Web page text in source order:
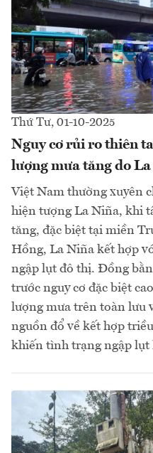
Thứ Tư, 01-10-2025
Nguy cơ rủi ro thiên
lượng mưa tăng do
Việt Nam thường xuyên
hiện tượng La Niña, khi
tăng, đặc biệt tại miền
Hồng, La Niña kết hợp
ngập lụt đô thị. Đồng
trước nguy cơ đặc biệt
lượng mưa trên toàn lưu
nguồn đổ về kết hợp
khiến tình trạng ngập